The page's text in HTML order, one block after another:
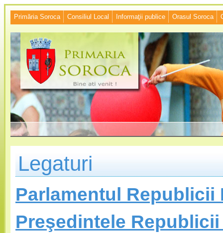
Primăria Soroca Consiliul Local Informaţii publice Orasul Soroca
Legaturi
Parlamentul Republicii
Preşedintele